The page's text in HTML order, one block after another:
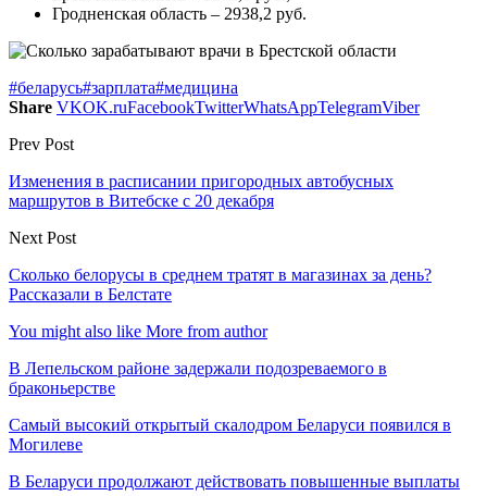
Гродненская область – 2938,2 руб.
#беларусь#зарплата#медицина
Share VKOK.ruFacebookTwitterWhatsAppTelegramViber
Prev Post
Изменения в расписании пригородных автобусных
маршрутов в Витебске с 20 декабря
Next Post
Сколько белорусы в среднем тратят в магазинах за день?
Рассказали в Белстате
You might also like More from author
В Лепельском районе задержали подозреваемого в
браконьерстве
Самый высокий открытый скалодром Беларуси появился в
Могилеве
В Беларуси продолжают действовать повышенные выплаты